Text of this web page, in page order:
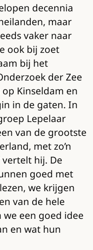
decennia
maar
vaker naar
ook bij zoet
bij het
der Zee
Kinseldam en
in de gaten. In
Lepelaar
van de grootste
met zo’n
hij. De
goed met
we krijgen
van de hele
een goed idee
en wat hun